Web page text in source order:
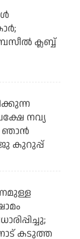
ക്ലബ്ബ്
നവ്യ
ഞാന്‍
കുറുപ്പ്
കടുത്ത